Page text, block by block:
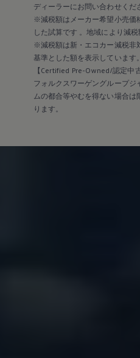
ディーラーにお問い合わせくだ
※減税額はメーカー希望小売価
した試算です 。地域により減税
※減税額は新・エコカー減税非
基準とした額を表示しています。
【Certified Pre-Owned/認定中
フォルクスワーゲングループ
ムの都合等やむを得ない場合
ります。